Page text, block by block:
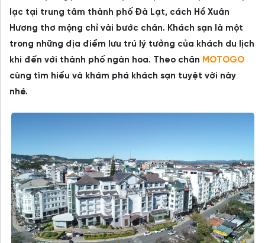
lạc tại trung tâm thành phố Đà Lạt, cách Hồ Xuân
Hương thơ mộng chỉ vài bước chân. Khách sạn là một
trong những địa điểm lưu trú lý tưởng của khách du lịch
khi đến với thành phố ngàn hoa. Theo chân MOTOGO
cùng tìm hiểu và khám phá khách sạn tuyệt vời này
nhé.